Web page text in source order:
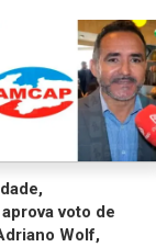
voto de
Wolf,